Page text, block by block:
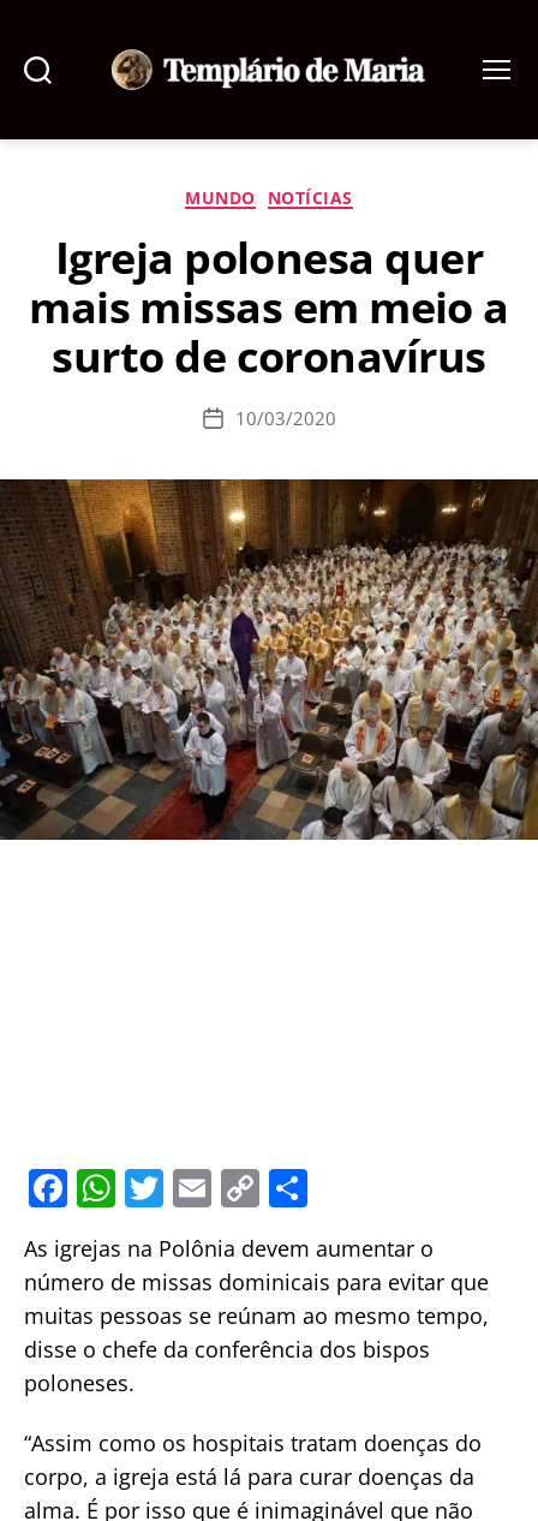
de
Categorias
MUNDO NOTÍCIAS
Igreja polonesa quer
mais missas em meio a
surto de coronavírus
Data10/03/2020
F
c
e
b
o
k
W
at
s
A
p
T
w
itt
er
E
m
ai
l
C
p
y
Li
ar
e
As igrejas na Polônia devem aumentar o
número de missas dominicais para evitar que
muitas pessoas se reúnam ao mesmo tempo,
disse o chefe da conferência dos bispos
poloneses.
“Assim como os hospitais tratam doenças do
corpo, a igreja está lá para curar doenças da
alma. É por isso que é inimaginável que não